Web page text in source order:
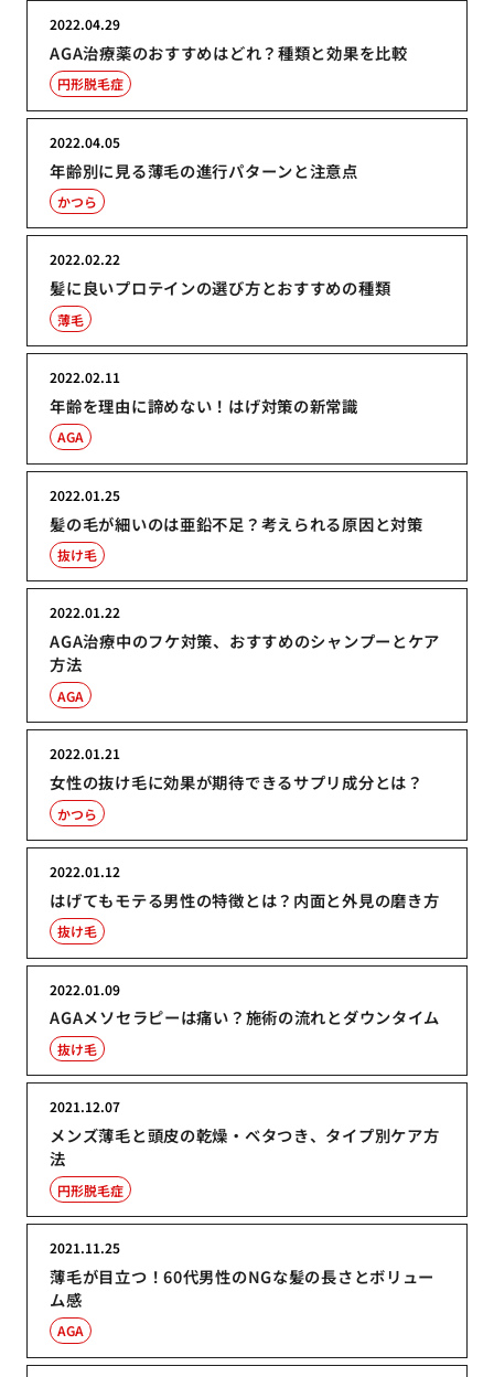
AGA治療薬のおすすめはどれ？種類と効果を比較
2022.04.29
円形脱毛症
年齢別に見る薄毛の進行パターンと注意点
2022.04.05
かつら
髪に良いプロテインの選び方とおすすめの種類
2022.02.22
薄毛
年齢を理由に諦めない！はげ対策の新常識
2022.02.11
AGA
髪の毛が細いのは亜鉛不足？考えられる原因と対策
2022.01.25
抜け毛
AGA治療中のフケ対策、おすすめのシャンプーとケア
方法
2022.01.22
AGA
女性の抜け毛に効果が期待できるサプリ成分とは？
2022.01.21
かつら
はげてもモテる男性の特徴とは？内面と外見の磨き方
2022.01.12
抜け毛
AGAメソセラピーは痛い？施術の流れとダウンタイム
2022.01.09
抜け毛
メンズ薄毛と頭皮の乾燥・ベタつき、タイプ別ケア方
法
2021.12.07
円形脱毛症
薄毛が目立つ！60代男性のNGな髪の長さとボリュー
ム感
2021.11.25
AGA